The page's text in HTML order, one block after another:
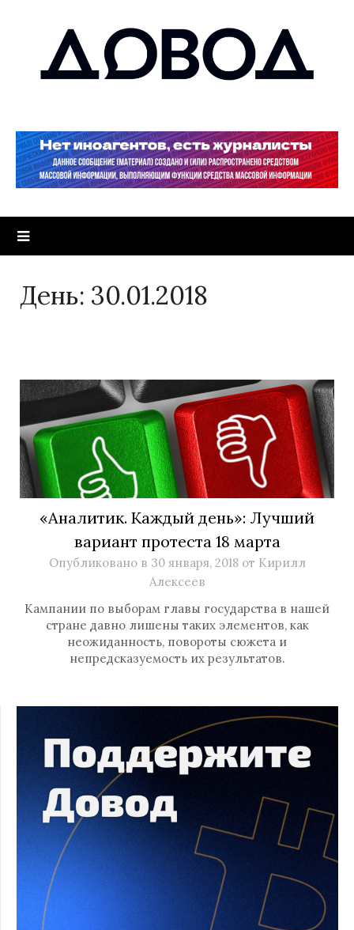
День: 30.01.2018
«Аналитик. Каждый день»: Лучший
вариант протеста 18 марта
Опубликовано в 30 января, 2018от Кирилл
Алексеев
Кампании по выборам главы государства в нашей
стране давно лишены таких элементов, как
неожиданность, повороты сюжета и
непредсказуемость их результатов.